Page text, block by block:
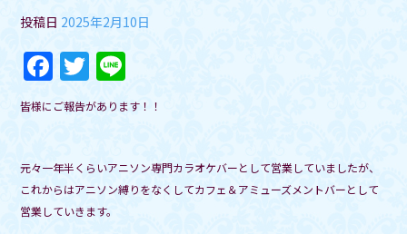
投稿日 2025年2月10日
F
a
c
e
b
o
T
w
itt
er
n
e
皆様にご報告があります！！
元々一年半くらいアニソン専門カラオケバーとして営業していましたが、
これからはアニソン縛りをなくしてカフェ＆アミューズメントバーとして
営業していきます。